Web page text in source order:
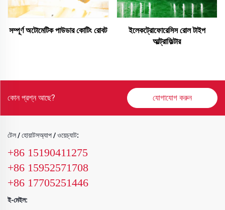
সম্পূর্ণ অটোমেটিক পাউডার কোটিং রোবট
ইলেকট্রোফোরেসিস রোল টাইপ
আল্ট্রাফিল্টার
কোন প্রশ্ন আছে? যোগাযোগ করুন
টেল / হোয়াটসঅ্যাপ / ওয়েচ্যাট:
+86 15190411275
+86 15952571708
+86 17705251446
ই-মেইল: